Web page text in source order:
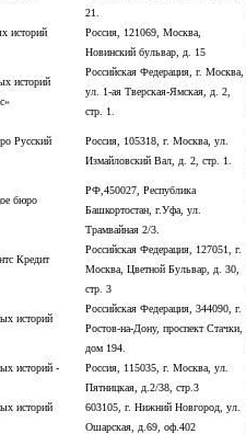
21.
историй
Россия, 121069, Москва,
Новинский бульвар, д. 15
историй
Российская Федерация, г. Москва,
ул. 1-ая Тверская-Ямская, д. 2,
стр. 1.
Русский
Россия, 105318, г. Москва, ул.
Измайловский Вал, д. 2, стр. 1.
бюро
РФ,450027, Республика
Башкортостан, г.Уфа, ул.
Трамвайная 2/3.
Кредит
Российская Федерация, 127051, г.
Москва, Цветной Бульвар, д. 30,
стр. 3
историй
Российская Федерация, 344090, г.
Ростов-на-Дону, проспект Стачки,
дом 194.
историй -
Россия, 115035, г. Москва, ул.
Пятницкая, д.2/38, стр.3
историй
603105, г. Нижний Новгород, ул.
Ошарская, д.69, оф.402